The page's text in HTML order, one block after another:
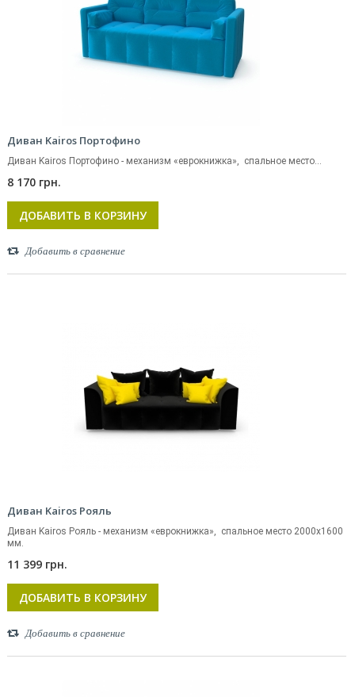
Диван Kairos Портофино
Диван Kairos Портофино - механизм «еврокнижка», спальное место...
8 170 грн.
ДОБАВИТЬ В КОРЗИНУ
Добавить в сравнение
Диван Kairos Рояль
Диван Kairos Рояль - механизм «еврокнижка», спальное место 2000х1600
мм.
11 399 грн.
ДОБАВИТЬ В КОРЗИНУ
Добавить в сравнение